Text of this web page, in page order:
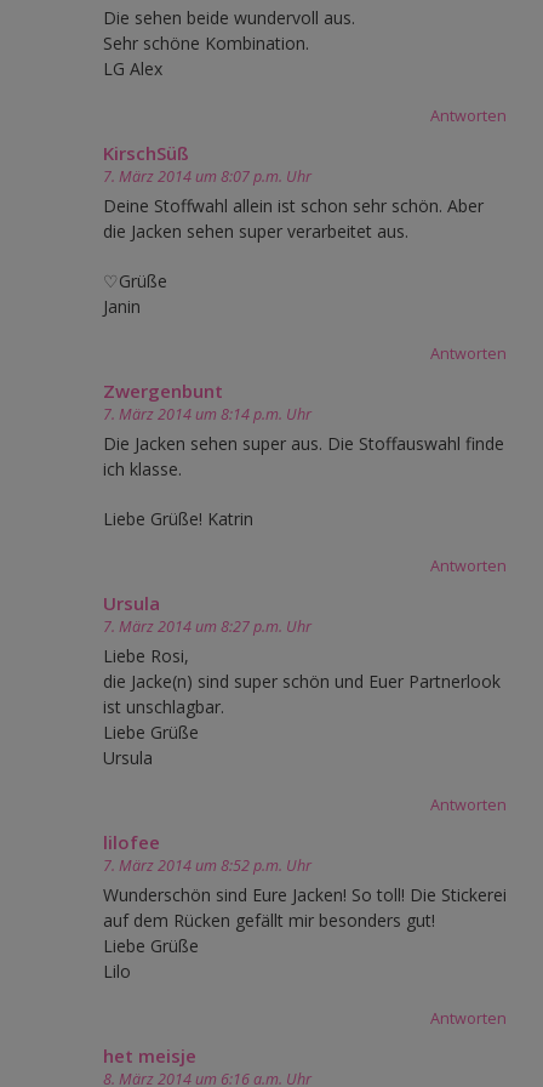
Die sehen beide wundervoll aus.
Sehr schöne Kombination.
LG Alex
Antworten
KirschSüß
7. März 2014 um 8:07 p.m. Uhr
Deine Stoffwahl allein ist schon sehr schön. Aber
die Jacken sehen super verarbeitet aus.
♡Grüße
Janin
Antworten
Zwergenbunt
7. März 2014 um 8:14 p.m. Uhr
Die Jacken sehen super aus. Die Stoffauswahl finde
ich klasse.
Liebe Grüße! Katrin
Antworten
Ursula
7. März 2014 um 8:27 p.m. Uhr
Liebe Rosi,
die Jacke(n) sind super schön und Euer Partnerlook
ist unschlagbar.
Liebe Grüße
Ursula
Antworten
lilofee
7. März 2014 um 8:52 p.m. Uhr
Wunderschön sind Eure Jacken! So toll! Die Stickerei
auf dem Rücken gefällt mir besonders gut!
Liebe Grüße
Lilo
Antworten
het meisje
8. März 2014 um 6:16 a.m. Uhr